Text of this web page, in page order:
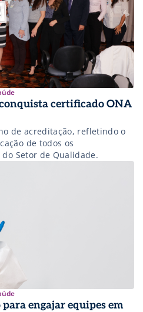
certificado ONA
de acreditação, refletindo o
de todos os
Setor de Qualidade.
engajar equipes em